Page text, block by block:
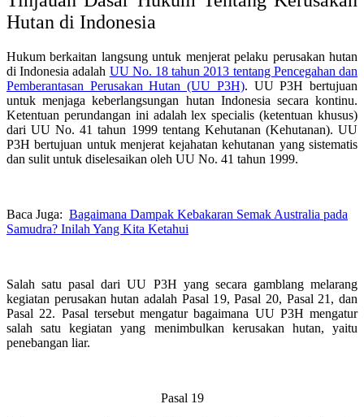
Hutan di Indonesia
Hukum berkaitan langsung untuk menjerat pelaku perusakan hutan
di Indonesia adalah UU No. 18 tahun 2013 tentang Pencegahan dan
Pemberantasan Perusakan Hutan (UU P3H). UU P3H bertujuan
untuk menjaga keberlangsungan hutan Indonesia secara kontinu.
Ketentuan perundangan ini adalah lex specialis (ketentuan khusus)
dari UU No. 41 tahun 1999 tentang Kehutanan (Kehutanan). UU
P3H bertujuan untuk menjerat kejahatan kehutanan yang sistematis
dan sulit untuk diselesaikan oleh UU No. 41 tahun 1999.
Baca Juga: Bagaimana Dampak Kebakaran Semak Australia pada
Samudra? Inilah Yang Kita Ketahui
Salah satu pasal dari UU P3H yang secara gamblang melarang
kegiatan perusakan hutan adalah Pasal 19, Pasal 20, Pasal 21, dan
Pasal 22. Pasal tersebut mengatur bagaimana UU P3H mengatur
salah satu kegiatan yang menimbulkan kerusakan hutan, yaitu
penebangan liar.
Pasal 19